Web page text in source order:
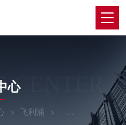
CENTER
心
飞利浦 飞利浦LED平板灯